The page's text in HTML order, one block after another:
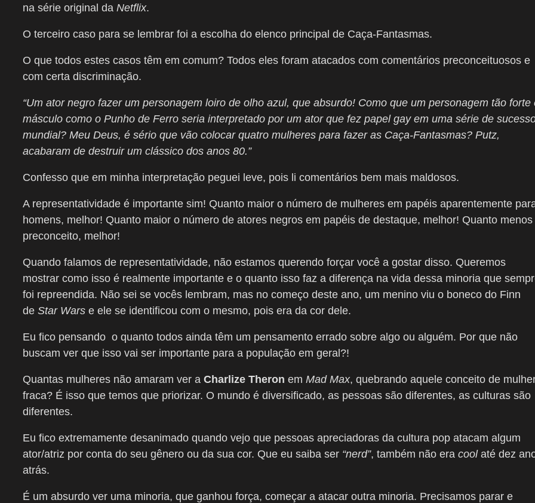
na série original da Netflix.
O terceiro caso para se lembrar foi a escolha do elenco principal de Caça-Fantasmas.
O que todos estes casos têm em comum? Todos eles foram atacados com comentários preconceituosos e
com certa discriminação.
“Um ator negro fazer um personagem loiro de olho azul, que absurdo! Como que um personagem tão forte
másculo como o Punho de Ferro seria interpretado por um ator que fez papel gay em uma série de
mundial? Meu Deus, é sério que vão colocar quatro mulheres para fazer as Caça-Fantasmas? Putz,
acabaram de destruir um clássico dos anos 80.”
Confesso que em minha interpretação peguei leve, pois li comentários bem mais maldosos.
A representatividade é importante sim! Quanto maior o número de mulheres em papéis aparentemente
homens, melhor! Quanto maior o número de atores negros em papéis de destaque, melhor! Quanto menos
preconceito, melhor!
Quando falamos de representatividade, não estamos querendo forçar você a gostar disso. Queremos
mostrar como isso é realmente importante e o quanto isso faz a diferença na vida dessa minoria que
foi repreendida. Não sei se vocês lembram, mas no começo deste ano, um menino viu o boneco do Finn
de Star Wars e ele se identificou com o mesmo, pois era da cor dele.
Eu fico pensando o quanto todos ainda têm um pensamento errado sobre algo ou alguém. Por que não
buscam ver que isso vai ser importante para a população em geral?!
Quantas mulheres não amaram ver a Charlize Theron em Mad Max, quebrando aquele conceito de
fraca? É isso que temos que priorizar. O mundo é diversificado, as pessoas são diferentes, as culturas são
diferentes.
Eu fico extremamente desanimado quando vejo que pessoas apreciadoras da cultura pop atacam algum
ator/atriz por conta do seu gênero ou da sua cor. Que eu saiba ser “nerd”, também não era coolaté dez
atrás.
É um absurdo ver uma minoria, que ganhou força, começar a atacar outra minoria. Precisamos parar e